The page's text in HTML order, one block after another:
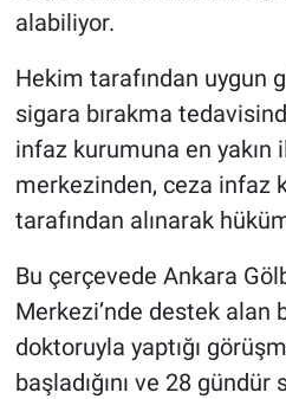
alabiliyor.
Hekim tarafından uygun
sigara bırakma
infaz kurumuna en yakın
merkezinden, ceza infaz
tarafından alınarak
Bu çerçevede Ankara
Merkezi’nde destek alan
doktoruyla yaptığı
başladığını ve 28